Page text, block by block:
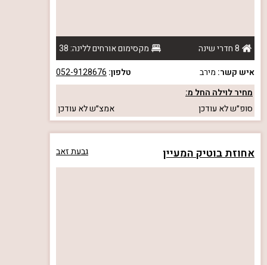
8 חדרי שינה
מקסימום אורחים ללינה: 38
איש קשר: מירב טלפון: 052-9128676
מחיר לוילה החל מ:
סופ״שלא עודכן אמצ״שלא עודכן
אחוזת בוטיק המעיין גבעת זאב